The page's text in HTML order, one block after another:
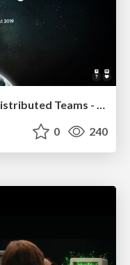
Agile Actions for Facilitating Distributed Teams - ADO2019
0 240